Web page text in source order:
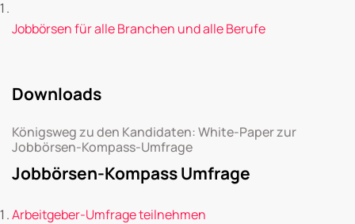
Jobbörsen für alle Branchen und alle Berufe
Downloads
Königsweg zu den Kandidaten: White-Paper zur
Jobbörsen-Kompass-Umfrage
Jobbörsen-Kompass Umfrage
Arbeitgeber-Umfrage teilnehmen